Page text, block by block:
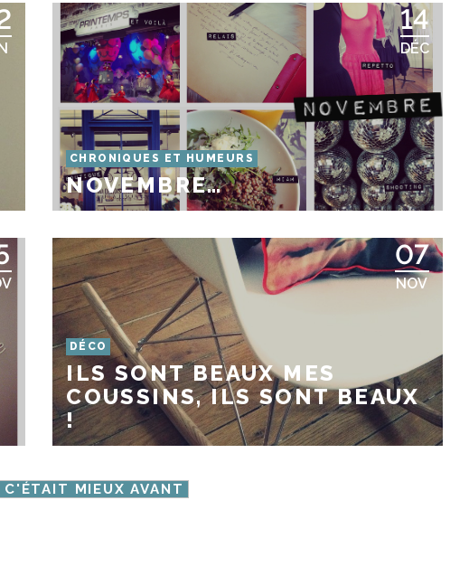
14
DÉC
CHRONIQUES ET HUMEURS
NOVEMBRE…
07
NOV
DÉCO
ILS SONT BEAUX MES
COUSSINS, ILS SONT BEAUX
!
C'ÉTAIT MIEUX AVANT